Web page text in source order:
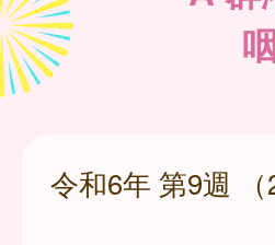
令和6年 第9週